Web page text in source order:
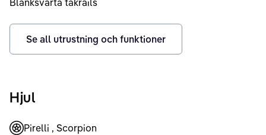
Blanksvarta takrails
Se all utrustning och funktioner
Hjul
Pirelli , Scorpion